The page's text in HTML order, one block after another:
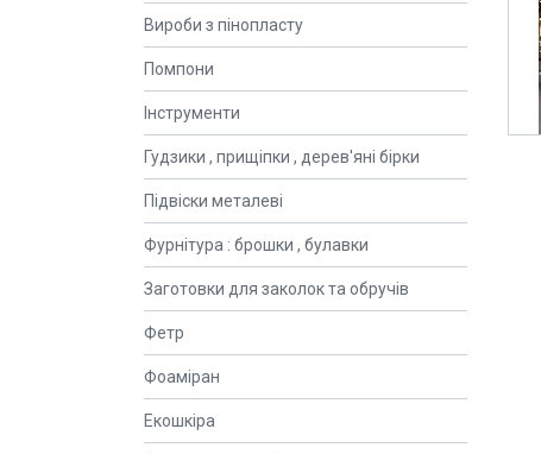
Вироби з пінопласту
Помпони
Інструменти
Гудзики , прищіпки , дерев'яні бірки
Підвіски металеві
Фурнітура : брошки , булавки
Заготовки для заколок та обручів
Фетр
Фоаміран
Екошкіра